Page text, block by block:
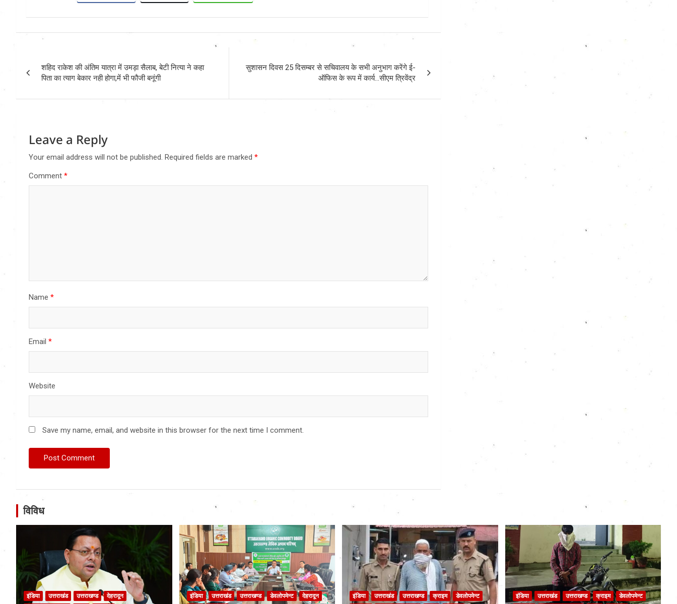
navigation
शहिद राकेश की अंतिम यात्रा में उमड़ा सैलाब, बेटी नित्या ने कहा
पिता का त्याग बेकार नही होगा,में भी फौजी बनूंगी
सुशासन दिवस 25 दिसम्बर से सचिवालय के सभी अनुभाग करेंगे ई-
ऑफिस के रूप में कार्य…सीएम त्रिवेंद्र
Leave a Reply
Your email address will not be published. Required fields are marked *
Comment *
Name *
Email *
Website
Save my name, email, and website in this browser for the next time I comment.
विविध
इंडिया उत्तराखंड उत्तराखण्ड
देहरादून
इंडिया उत्तराखंड उत्तराखण्ड डेवलोपमेन्ट
देहरादून
इंडिया उत्तराखंड उत्तराखण्ड क्राइम
डेवलोपमेन्ट
इंडिया उत्तराखंड उत्तराखण्ड क्राइम
डेवलोपमेन्ट